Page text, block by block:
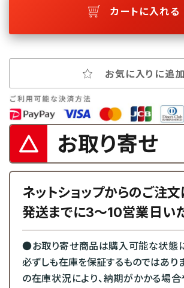
カートに入れる
お気に入りに追加
お取り寄せ
ネットショップからのご注文
発送までに3～10営業日いた
●お取り寄せ商品は購入可能な状態に
必ずしも在庫を保証するものではあり
の在庫状況により、納期がかかる場